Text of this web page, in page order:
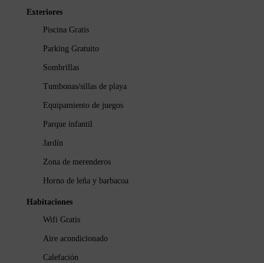
Exteriores
Piscina Gratis
Parking Gratuito
Sombrillas
Tumbonas/sillas de playa
Equipamiento de juegos
Parque infantil
Jardín
Zona de merenderos
Horno de leña y barbacoa
Habitaciones
Wifi Gratis
Aire acondicionado
Calefación